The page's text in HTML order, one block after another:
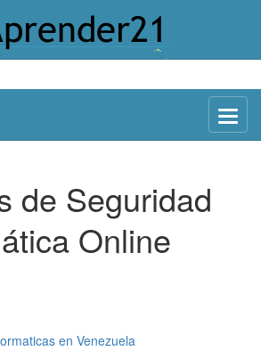
Menu
de Seguridad
Online
en Venezuela